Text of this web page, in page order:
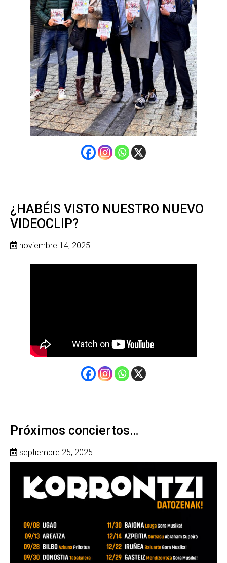
¿HABÉIS VISTO NUESTRO NUEVO
VIDEOCLIP?
noviembre 14, 2025
Próximos conciertos…
septiembre 25, 2025